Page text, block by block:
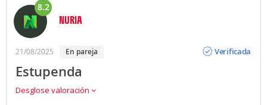
8.2
NURIA
21/08/2025 en pareja
Verificada
Estupenda
Desglose valoración